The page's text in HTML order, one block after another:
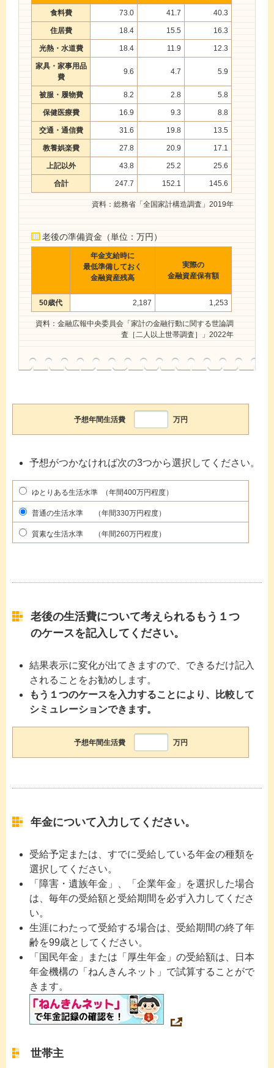
食料費 73.0 41.7 40.3
住居費 18.4 15.5 16.3
光熱・水道費 18.4 11.9 12.3
家具・家事用品
費
9.6 4.7 5.9
被服・履物費 8.2 2.8 5.8
保健医療費 16.9 9.3 8.8
交通・通信費 31.6 19.8 13.5
教養娯楽費 27.8 20.9 17.1
上記以外 43.8 25.2 25.6
合計 247.7 152.1 145.6
資料：総務省「全国家計構造調査」2019年
老後の準備資金（単位：万円）
年金支給時に
最低準備しておく
金融資産残高
実際の
金融資産保有額
50歳代 2,187 1,253
資料：金融広報中央委員会「家計の金融行動に関する世論調
査［二人以上世帯調査］」2022年
予想年間生活費 万円
予想がつかなければ次の3つから選択してください。
ゆとりある生活水準 （年間400万円程度）
普通の生活水準 （年間330万円程度）
質素な生活水準 （年間260万円程度）
老後の生活費について考えられるもう１つ
のケースを記入してください。
結果表示に変化が出てきますので、できるだけ記入
されることをお勧めします。
もう１つのケースを入力することにより、比較して
シミュレーションできます。
予想年間生活費 万円
年金について入力してください。
受給予定または、すでに受給している年金の種類を
選択してください。
「障害・遺族年金」、「企業年金」を選択した場合
は、毎年の受給額と受給期間を必ず入力してくださ
い。
生涯にわたって受給する場合は、受給期間の終了年
齢を99歳としてください。
「国民年金」または「厚生年金」の受給額は、日本
年金機構の「ねんきんネット」で試算することがで
きます。
世帯主